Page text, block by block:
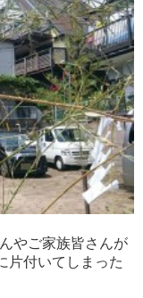
やご家族皆さんが
片付いてしまった